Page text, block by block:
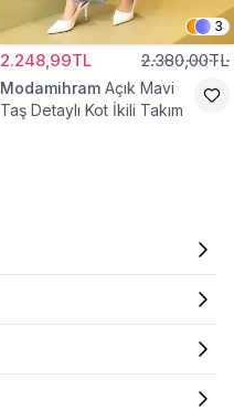
3
2.248,99TL 2.380,00TL
Modamihram Açık Mavi
Taş Detaylı Kot İkili Takım